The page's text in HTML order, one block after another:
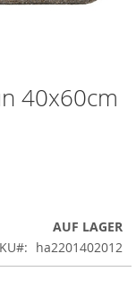
40x60cm
AUF LAGER
ha2201402012